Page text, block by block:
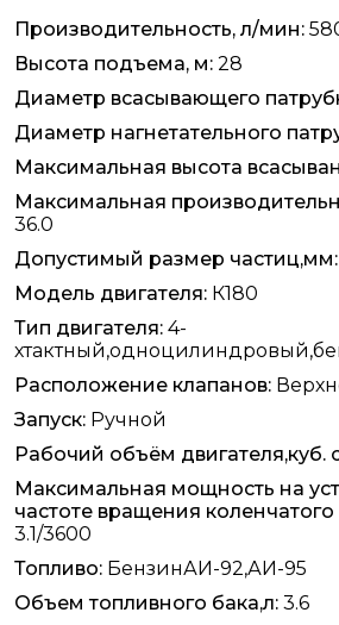
Производительность, л/мин:
Высота подъема, м: 28
Диаметр всасывающего
Диаметр нагнетательного
Максимальная высота
Максимальная
36.0
Допустимый размер частиц,мм:
Модель двигателя: К180
Тип двигателя: 4-
Расположение клапанов:
Запуск: Ручной
Рабочий объём двигателя,куб.
Максимальная мощность на
частоте вращения
3.1/3600
Топливо: БензинАИ-92,АИ-95
Объем топливного бака,л: 3.6